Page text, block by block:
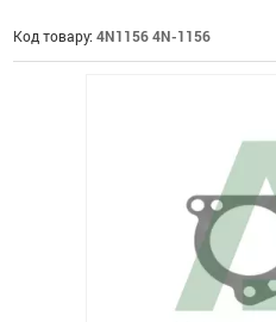
Код товару: 4N1156 4N-1156